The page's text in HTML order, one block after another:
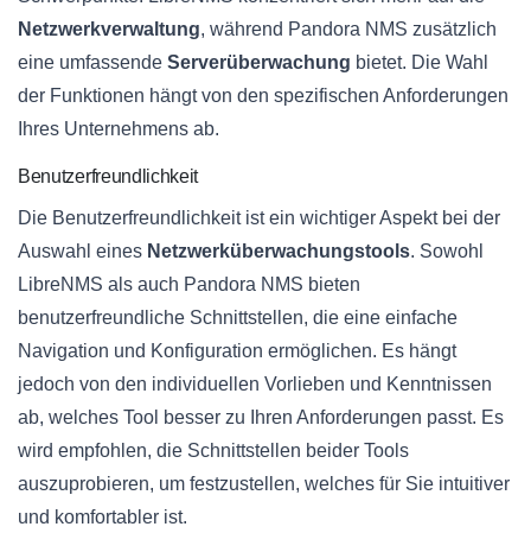
Netzwerkverwaltung, während Pandora NMS zusätzlich
eine umfassende Serverüberwachung bietet. Die Wahl
der Funktionen hängt von den spezifischen Anforderungen
Ihres Unternehmens ab.
Benutzerfreundlichkeit
Die Benutzerfreundlichkeit ist ein wichtiger Aspekt bei der
Auswahl eines Netzwerküberwachungstools. Sowohl
LibreNMS als auch Pandora NMS bieten
benutzerfreundliche Schnittstellen, die eine einfache
Navigation und Konfiguration ermöglichen. Es hängt
jedoch von den individuellen Vorlieben und Kenntnissen
ab, welches Tool besser zu Ihren Anforderungen passt. Es
wird empfohlen, die Schnittstellen beider Tools
auszuprobieren, um festzustellen, welches für Sie intuitiver
und komfortabler ist.